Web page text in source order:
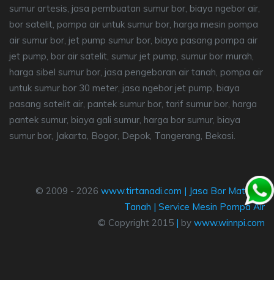
sumur artesis, jasa pembuatan sumur bor, biaya ngebor air,
bor satelit, pompa air untuk sumur bor, harga mesin pompa
air sumur bor, jet pump sumur bor, biaya pasang pompa air
jet pump, bor air satelit, sumur jet pump, sumur bor murah,
harga sibel sumur bor, jasa pengeboran air tanah, pompa air
untuk sumur bor 30 meter, jasa ngebor jet pump, biaya
pasang satelit air, pantek sumur bor, tarif sumur bor, harga
pantek sumur, biaya gali sumur, harga bor sumur, biaya
sumur bor, Jakarta, Bogor, Depok, Tangerang, Bekasi.
© 2009 - 2026 www.tirtanadi.com | Jasa Bor Mata Air
Tanah | Service Mesin Pompa Air
© Copyright 2015 | by www.winnpi.com